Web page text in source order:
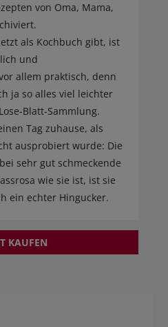
von Oma, Mama,
als Kochbuch gibt, ist
und
allem praktisch, denn
ja so alles viel leichter
Blatt-Sammlung.
Tag zuhause, als
ausprobiert wurde: Die
sehr gut schmeckende
wie sie ist, ist sie
ein echter Hingucker.
KAUFEN